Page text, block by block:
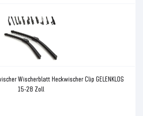
Wischerblatt Heckwischer Clip GELENKLOS
15-28 Zoll